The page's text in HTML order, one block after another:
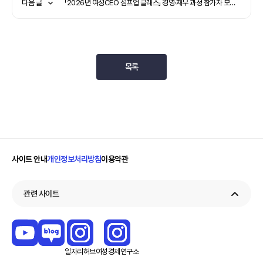
다음 글 「2026년 여성CEO 점프업 클래스」 경영·재무 과정 참가자 모집 안내(~7.12)
목록
사이트 안내개인정보처리방침이용약관
관련 사이트
일자리 허브여성경제 연구소